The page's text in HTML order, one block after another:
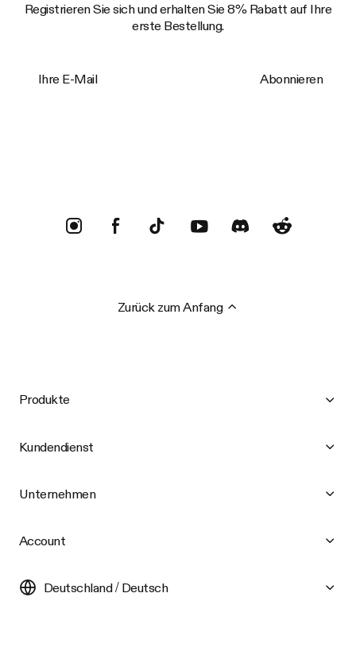
Registrieren Sie sich und erhalten Sie 8% Rabatt auf Ihre
erste Bestellung.
Abonnieren
Zurück zum Anfang
Produkte
Kundendienst
Unternehmen
Account
Deutschland / Deutsch